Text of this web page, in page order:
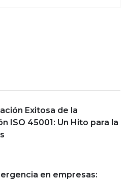
Exitosa de la
ISO 45001: Un Hito para la
en empresas: